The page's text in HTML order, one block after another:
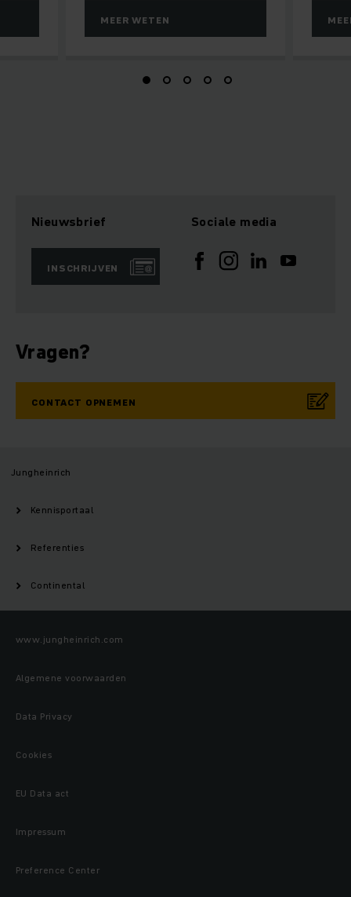
MEER WETEN
Nieuwsbrief
INSCHRIJVEN
Sociale media
Vragen?
CONTACT OPNEMEN
Jungheinrich
Kennisportaal
Referenties
Continental
www.jungheinrich.com
Algemene voorwaarden
Data Privacy
Cookies
EU Data act
Impressum
Preference Center